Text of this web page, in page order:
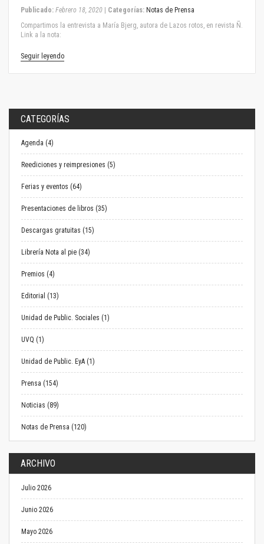
Publicado: Febrero 18, 2020 Categorías: Notas de Prensa
Compartimos la entrevista a María Bjerg, autora de Lazos rotos, en revista Ñ.
Link a la nota:
Seguir leyendo
CATEGORÍAS
Agenda (4)
Reediciones y reimpresiones (5)
Ferias y eventos (64)
Presentaciones de libros (35)
Descargas gratuitas (15)
Librería Nota al pie (34)
Premios (4)
Editorial (13)
Unidad de Public. Sociales (1)
UVQ (1)
Unidad de Public. EyA (1)
Prensa (154)
Noticias (89)
Notas de Prensa (120)
ARCHIVO
Julio 2026
Junio 2026
Mayo 2026